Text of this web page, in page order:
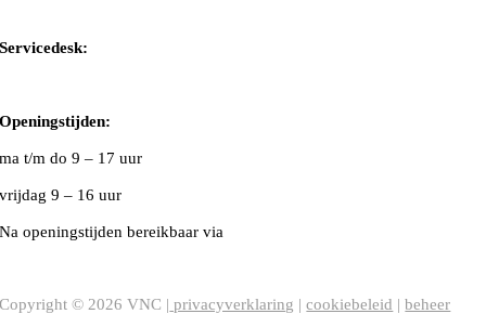
Servicedesk:
Openingstijden:
ma t/m do9 – 17 uur
vrijdag 9 – 16 uur
Na openingstijden bereikbaar via
Copyright © 2026VNC | privacyverklaring |cookiebeleid |beheer